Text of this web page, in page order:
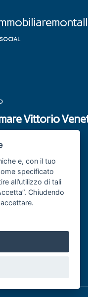
Vittorio
(GE)
e, con il tuo
specificato
all’utilizzo di tali
Chiudendo